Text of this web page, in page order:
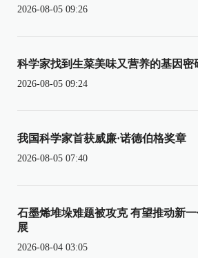
2026-08-05 09:26
科学家找到生菜美味又营养的基因密
2026-08-05 09:24
我国科学家首获威廉·诺德伯格奖章
2026-08-05 07:40
石墨烯堆垛难题被攻克 有望推动新
展
2026-08-04 03:05